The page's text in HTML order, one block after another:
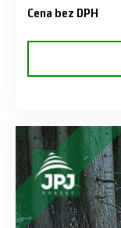
Cena bez DPH